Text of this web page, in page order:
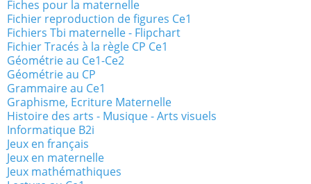
Fiches pour la maternelle
Fichier reproduction de figures Ce1
Fichiers Tbi maternelle - Flipchart
Fichier Tracés à la règle CP Ce1
Géométrie au Ce1-Ce2
Géométrie au CP
Grammaire au Ce1
Graphisme, Ecriture Maternelle
Histoire des arts - Musique - Arts visuels
Informatique B2i
Jeux en français
Jeux en maternelle
Jeux mathémathiques